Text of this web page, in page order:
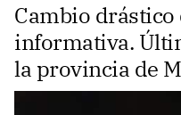
Cambio
informativa.
la provincia de